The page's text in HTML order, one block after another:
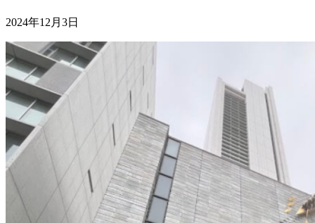
2024年12月3日